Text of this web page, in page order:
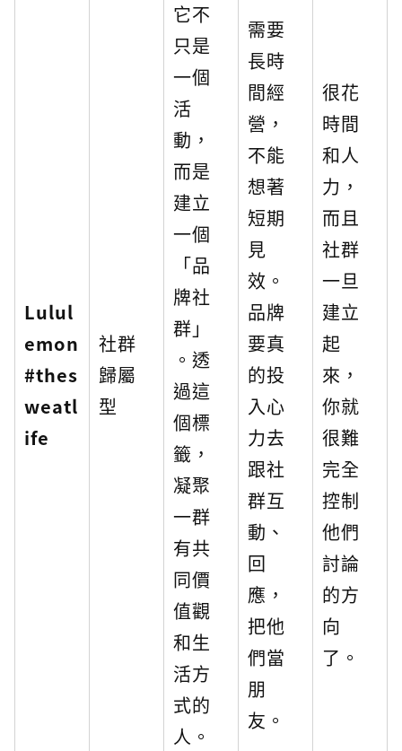
Lulul
emon
#thes
weatl
ife
社群
歸屬
型
它不
只是
一個
活
動，
而是
建立
一個
「品
牌社
群」
。透
過這
個標
籤，
凝聚
一群
有共
同價
值觀
和生
活方
式的
人。
需要
長時
間經
營，
不能
想著
短期
見
效。
品牌
要真
的投
入心
力去
跟社
群互
動、
回
應，
把他
們當
朋
友。
很花
時間
和人
力，
而且
社群
一旦
建立
起
來，
你就
很難
完全
控制
他們
討論
的方
向
了。